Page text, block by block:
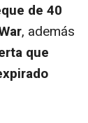
de 40
, además
que